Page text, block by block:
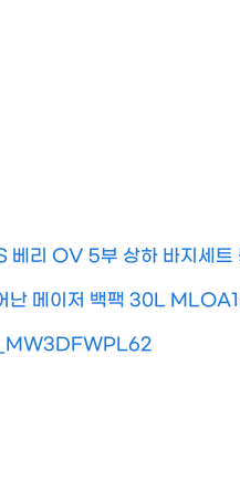
베리 OV 5부 상하 바지세트
난 메이저 백팩 30L
_MW3DFWPL62